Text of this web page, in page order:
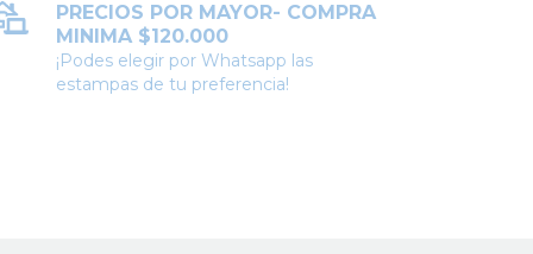
PRECIOS POR MAYOR- COMPRA
MINIMA $120.000
¡Podes elegir por Whatsapp las
estampas de tu preferencia!